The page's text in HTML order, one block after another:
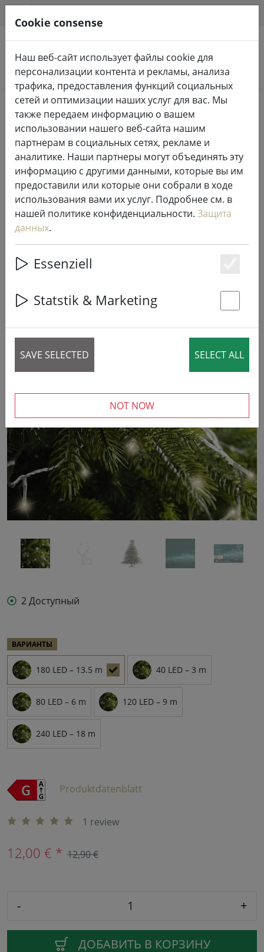
Поиск продуктов
Home
Сказочные огни и освещение
Сказочные огни
Kaemingk Lumineo LED фея огни
Basic с диммером 180 LED теплый
белый открытый 13,5 м
прозрачный
7% DISCOUNT
2 Доступный
ВАРИАНТЫ
180 LED – 13.5 m 40 LED – 3 m
80 LED – 6 m 120 LED – 9 m
240 LED – 18 m
Produktdatenblatt
1 review
12,00 € * 12,90 €
- +
ДОБАВИТЬ В КОРЗИНУ
Cookie consense
Наш веб-сайт использует файлы cookie для
персонализации контента и рекламы, анализа
трафика, предоставления функций социальных
сетей и оптимизации наших услуг для вас. Мы
также передаем информацию о вашем
использовании нашего веб-сайта нашим
партнерам в социальных сетях, рекламе и
аналитике. Наши партнеры могут объединять эту
информацию с другими данными, которые вы им
предоставили или которые они собрали в ходе
использования вами их услуг. Подробнее см. в
нашей политике конфиденциальности. Защита
данных.
Essenziell
Statstik & Marketing
SAVE SELECTED SELECT ALL
NOT NOW